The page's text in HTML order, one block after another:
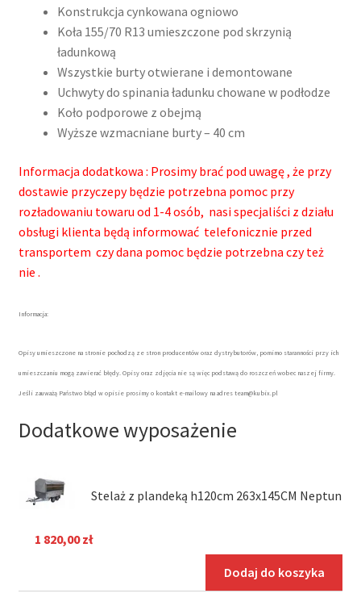
Konstrukcja cynkowana ogniowo
Koła 155/70 R13 umieszczone pod skrzynią
ładunkową
Wszystkie burty otwierane i demontowane
Uchwyty do spinania ładunku chowane w podłodze
Koło podporowe z obejmą
Wyższe wzmacniane burty – 40 cm
Informacja dodatkowa : Prosimy brać pod uwagę , że przy
dostawie przyczepy będzie potrzebna pomoc przy
rozładowaniu towaru od 1-4 osób, nasi specjaliści z działu
obsługi klienta będą informować telefonicznie przed
transportem czy dana pomoc będzie potrzebna czy też
nie .
Informacja:
Opisy umieszczone na stronie pochodzą ze stron producentów oraz dystrybutorów, pomimo staranności przy ich
umieszczaniu mogą zawierać błędy. Opisy oraz zdjęcia nie są więc podstawą do roszczeń wobec naszej firmy.
Jeśli zauważą Państwo błąd w opisie prosimy o kontakt e-mailowy na adres team@kubix.pl
Dodatkowe wyposażenie
Stelaż z plandeką h120cm 263x145CM Neptun
1 820,00zł
Dodaj do koszyka